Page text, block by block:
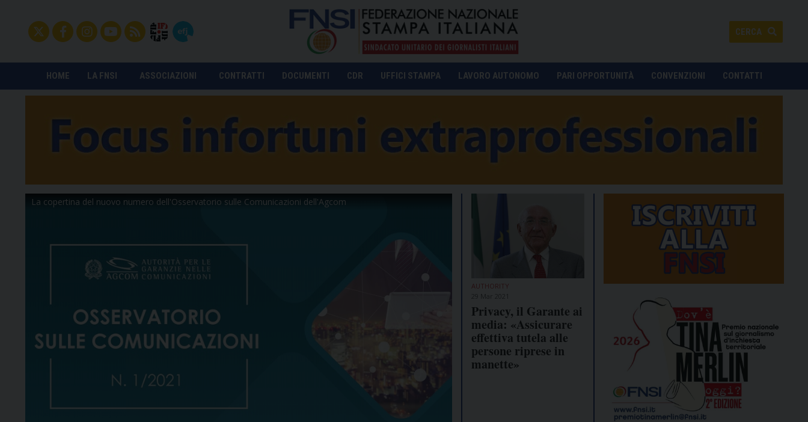
CERCA
HOME LA FNSI ASSOCIAZIONI CONTRATTI DOCUMENTI CDR UFFICI STAMPA LAVORO AUTONOMO PARI OPPORTUNITÀ CONVENZIONI CONTATTI
La copertina del nuovo numero dell'Osservatorio sulle Comunicazioni dell'Agcom
AUTHORITY
Privacy, il Garante ai
media: «Assicurare
effettiva tutela alle
persone riprese in
manette»